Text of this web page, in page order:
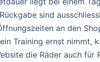
sind
an den
Training ernst nimmt,
die Räder auch für